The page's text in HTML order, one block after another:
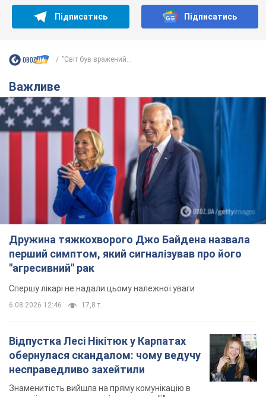
Підписуйся на наш Telegram. Отримуй тільки
найважливіше!
Підписатись Підписатись
"Світ був вражений...
Важливе